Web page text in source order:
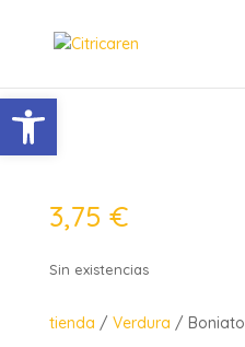
Abrir barra de herramientas
3,75 €
Sin existencias
tienda / Verdura / Boniato